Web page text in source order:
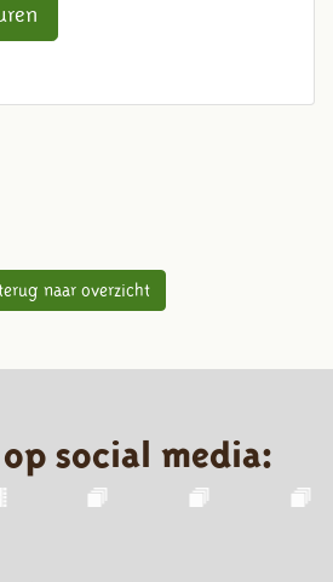
naar overzicht
social media: